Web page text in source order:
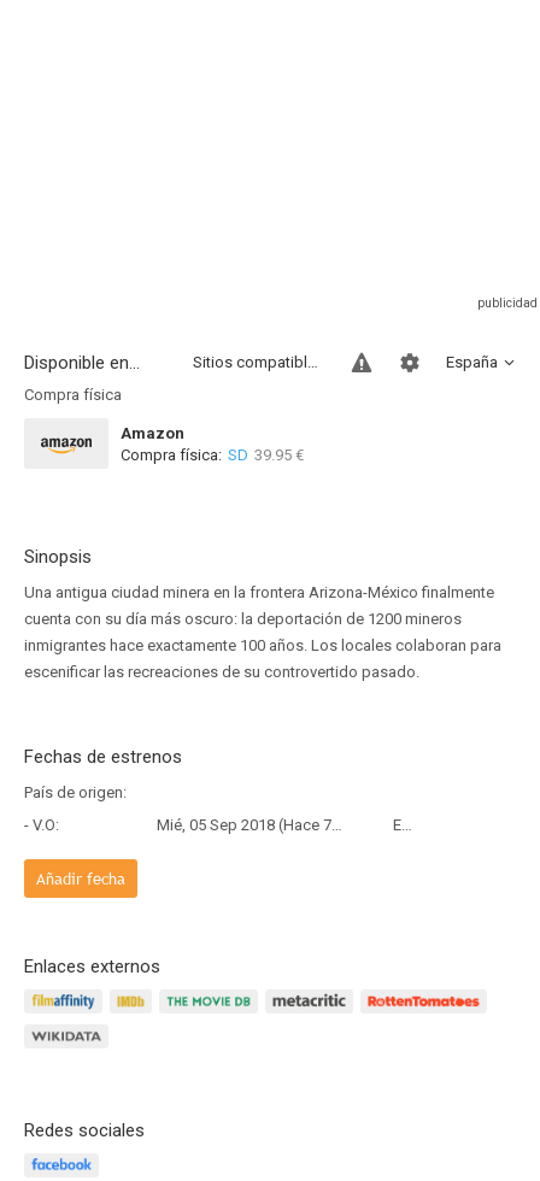
Disponible en... España
Sitios compatibles
Compra física
Amazon
Compra física: SD 39.95 €
Sinopsis
Una antigua ciudad minera en la frontera Arizona-México finalmente
cuenta con su día más oscuro: la deportación de 1200 mineros
inmigrantes hace exactamente 100 años. Los locales colaboran para
escenificar las recreaciones de su controvertido pasado.
Fechas de estrenos
País de origen:
- V.O:
Mié, 05 Sep 2018 (Hace 7 años y 11 meses) Estreno
Añadir fecha
Enlaces externos
Redes sociales